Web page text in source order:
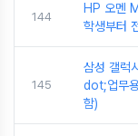
144
HP 오멘
학생부터
145
삼성 갤럭
dot;업무
함)